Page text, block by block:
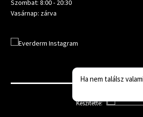
Szombat: 8:00 - 20:30
Vasárnap: zárva
Készítette:
Ha nem találsz